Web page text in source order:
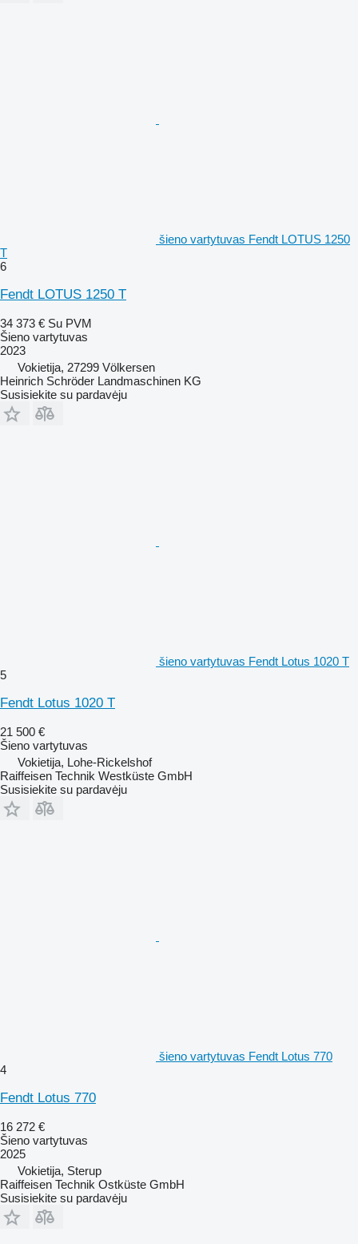
šieno vartytuvas Fendt LOTUS 1250
T
6
Fendt LOTUS 1250 T
34 373 € Su PVM
Šieno vartytuvas
2023
Vokietija, 27299 Völkersen
Heinrich Schröder Landmaschinen KG
Susisiekite su pardavėju
šieno vartytuvas Fendt Lotus 1020 T
5
Fendt Lotus 1020 T
21 500 €
Šieno vartytuvas
Vokietija, Lohe-Rickelshof
Raiffeisen Technik Westküste GmbH
Susisiekite su pardavėju
šieno vartytuvas Fendt Lotus 770
4
Fendt Lotus 770
16 272 €
Šieno vartytuvas
2025
Vokietija, Sterup
Raiffeisen Technik Ostküste GmbH
Susisiekite su pardavėju